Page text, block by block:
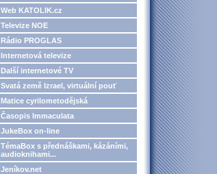
Web KATOLIK.cz
Televize NOE
Rádio PROGLAS
Internetová televize
Další internetové TV
Svatá země Izrael, virtuální pouť
Matice cyrilometodějská
Časopis Immaculata
JukeBox on-line
TémaBox s přednáškami, kázáními,
audioknihami...
Jeníkov.net